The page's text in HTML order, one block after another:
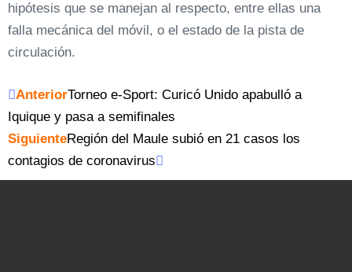
hipótesis que se manejan al respecto, entre ellas una
falla mecánica del móvil, o el estado de la pista de
circulación.
AnteriorTorneo e-Sport: Curicó Unido apabulló a
Iquique y pasa a semifinales
SiguienteRegión del Maule subió en 21 casos los
contagios de coronavirus